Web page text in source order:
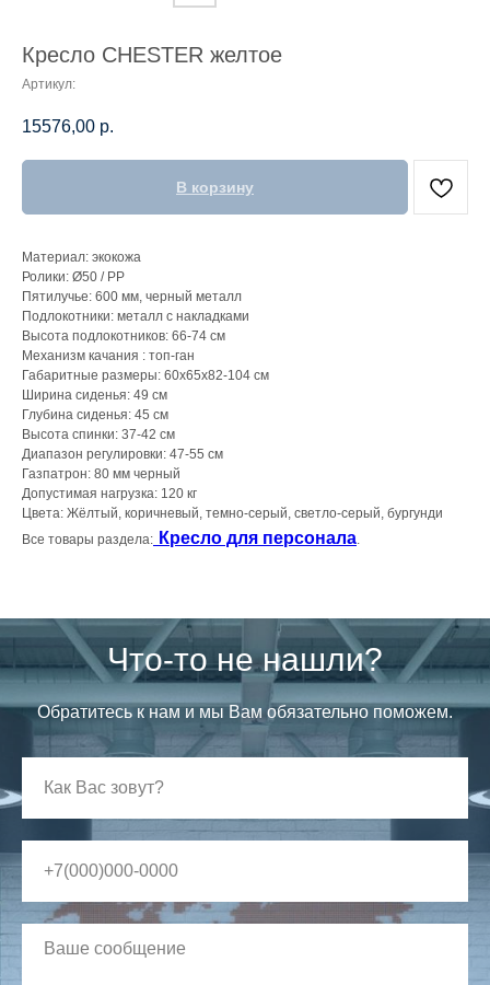
Кресло CHESTER желтое
Артикул:
15576,00 р.
В корзину
Материал: экокожа
Ролики: Ø50 / PP
Пятилучье: 600 мм, черный металл
Подлокотники: металл с накладками
Высота подлокотников: 66-74 см
Механизм качания : топ-ган
Габаритные размеры: 60х65х82-104 см
Ширина сиденья: 49 см
Глубина сиденья: 45 см
Высота спинки: 37-42 см
Диапазон регулировки: 47-55 см
Газпатрон: 80 мм черный
Допустимая нагрузка: 120 кг
Цвета: Жёлтый, коричневый, темно-серый, светло-серый, бургунди
Все товары раздела: Кресло для персонала.
Что-то не нашли?
Обратитесь к нам и мы Вам обязательно поможем.